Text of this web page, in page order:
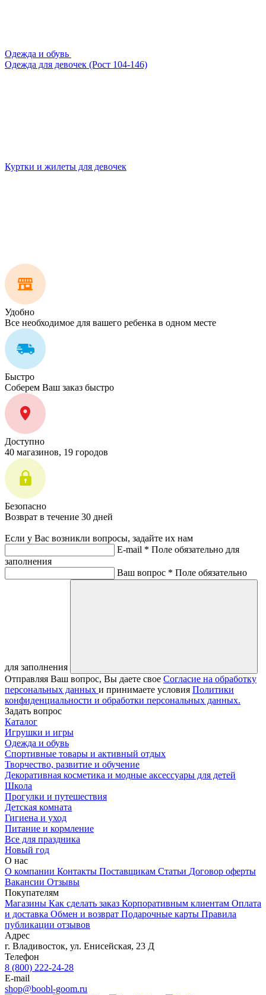
Одежда и обувь
Одежда для девочек (Рост 104-146)
Куртки и жилеты для девочек
Удобно
Все необходимое для вашего ребенка в одном месте
Быстро
Соберем Ваш заказ быстро
Доступно
40 магазинов, 19 городов
Безопасно
Возврат в течение 30 дней
Если у Вас возникли вопросы, задайте их нам
E-mail * Поле обязательно для
заполнения
Ваш вопрос * Поле обязательно
для заполнения
Отправляя Ваш вопрос, Вы даете свое Согласие на обработку
персональных данных и принимаете условия Политики
конфиденциальности и обработки персональных данных.
Задать вопрос
Каталог
Игрушки и игры
Одежда и обувь
Спортивные товары и активный отдых
Творчество, развитие и обучение
Декоративная косметика и модные аксессуары для детей
Школа
Прогулки и путешествия
Детская комната
Гигиена и уход
Питание и кормление
Все для праздника
Новый год
О нас
О компании Контакты Поставщикам Статьи Договор оферты
Вакансии Отзывы
Покупателям
Магазины Как сделать заказ Корпоративным клиентам Оплата
и доставка Обмен и возврат Подарочные карты Правила
публикации отзывов
Адрес
г. Владивосток, ул. Енисейская, 23 Д
Телефон
8 (800) 222-24-28
E-mail
shop@boobl-goom.ru